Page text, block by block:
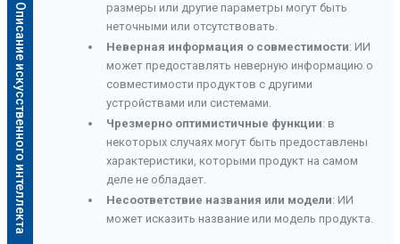
Описание искусственного интеллекта
размеры или другие параметры могут быть
неточными или отсутствовать.
Неверная информация о совместимости: ИИ
может предоставлять неверную информацию о
совместимости продуктов с другими
устройствами или системами.
Чрезмерно оптимистичные функции: в
некоторых случаях могут быть предоставлены
характеристики, которыми продукт на самом
деле не обладает.
Несоответствие названия или модели: ИИ
может исказить название или модель продукта.